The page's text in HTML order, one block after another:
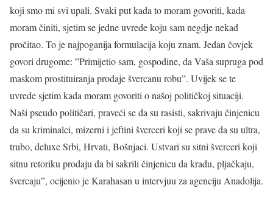
koji smo mi svi upali. Svaki put kada to moram govoriti, kada
moram činiti, sjetim se jedne uvrede koju sam negdje nekad
pročitao. To je najpoganija formulacija koju znam. Jedan čovjek
govori drugome: ”Primijetio sam, gospodine, da Vaša supruga pod
maskom prostituiranja prodaje švercanu robu”. Uvijek se te
uvrede sjetim kada moram govoriti o našoj političkoj situaciji.
Naši pseudo političari, praveći se da su rasisti, sakrivaju činjenicu
da su kriminalci, mizerni i jeftini šverceri koji se prave da su ultra,
trubo, deluxe Srbi, Hrvati, Bošnjaci. Ustvari su sitni šverceri koji
sitnu retoriku prodaju da bi sakrili činjenicu da kradu, pljačkaju,
švercaju”, ocijenio je Karahasan u intervjuu za agenciju Anadolija.